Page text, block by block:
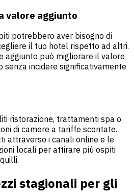
valore aggiunto
potrebbero aver bisogno di
il tuo hotel rispetto ad altri.
aggiunto può migliorare il valore
senza incidere significativamente
ristorazione, trattamenti spa o
di camere a tariffe scontate.
attraverso i canali online e le
locali per attirare più ospiti
stagionali per gli